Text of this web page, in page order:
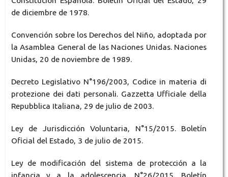
de diciembre de 1978.
Convención sobre los Derechos del Niño, adoptada por
la Asamblea General de las Naciones Unidas. Naciones
Unidas, 20 de noviembre de 1989.
Decreto Legislativo N°196/2003, Codice in materia di
protezione dei dati personali. Gazzetta Ufficiale della
Repubblica Italiana, 29 de julio de 2003.
Ley de Jurisdicción Voluntaria, N°15/2015. Boletín
Oficial del Estado, 3 de julio de 2015.
Ley de modificación del sistema de protección a la